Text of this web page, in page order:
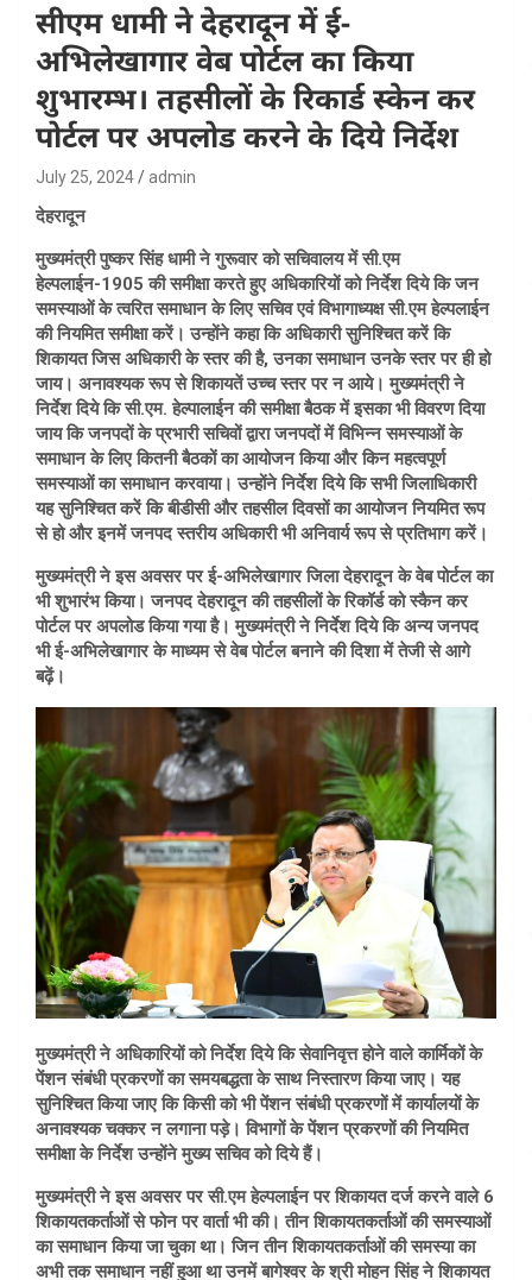
सीएम धामी ने देहरादून में ई-
अभिलेखागार वेब पोर्टल का किया
शुभारम्भ। तहसीलों के रिकार्ड स्केन कर
पोर्टल पर अपलोड करने के दिये निर्देश
July 25, 2024 admin
देहरादून
मुख्यमंत्री पुष्कर सिंह धामी ने गुरूवार को सचिवालय में सी.एम
हेल्पलाईन-1905 की समीक्षा करते हुए अधिकारियों को निर्देश दिये कि जन
समस्याओं के त्वरित समाधान के लिए सचिव एवं विभागाध्यक्ष सी.एम हेल्पलाईन
की नियमित समीक्षा करें। उन्होंने कहा कि अधिकारी सुनिश्चित करें कि
शिकायत जिस अधिकारी के स्तर की है, उनका समाधान उनके स्तर पर ही हो
जाय। अनावश्यक रूप से शिकायतें उच्च स्तर पर न आये। मुख्यमंत्री ने
निर्देश दिये कि सी.एम. हेल्पालाईन की समीक्षा बैठक में इसका भी विवरण दिया
जाय कि जनपदों के प्रभारी सचिवों द्वारा जनपदों में विभिन्न समस्याओं के
समाधान के लिए कितनी बैठकों का आयोजन किया और किन महत्वपूर्ण
समस्याओं का समाधान करवाया। उन्होंने निर्देश दिये कि सभी जिलाधिकारी
यह सुनिश्चित करें कि बीडीसी और तहसील दिवसों का आयोजन नियमित रूप
से हो और इनमें जनपद स्तरीय अधिकारी भी अनिवार्य रूप से प्रतिभाग करें।
मुख्यमंत्री ने इस अवसर पर ई-अभिलेखागार जिला देहरादून के वेब पोर्टल का
भी शुभारंभ किया। जनपद देहरादून की तहसीलों के रिकॉर्ड को स्कैन कर
पोर्टल पर अपलोड किया गया है। मुख्यमंत्री ने निर्देश दिये कि अन्य जनपद
भी ई-अभिलेखागार के माध्यम से वेब पोर्टल बनाने की दिशा में तेजी से आगे
बढ़ें।
मुख्यमंत्री ने अधिकारियों को निर्देश दिये कि सेवानिवृत्त होने वाले कार्मिकों के
पेंशन संबंधी प्रकरणों का समयबद्धता के साथ निस्तारण किया जाए। यह
सुनिश्चित किया जाए कि किसी को भी पेंशन संबंधी प्रकरणों में कार्यालयों के
अनावश्यक चक्कर न लगाना पड़े। विभागों के पेंशन प्रकरणों की नियमित
समीक्षा के निर्देश उन्होंने मुख्य सचिव को दिये हैं।
मुख्यमंत्री ने इस अवसर पर सी.एम हेल्पलाईन पर शिकायत दर्ज करने वाले 6
शिकायतकर्ताओं से फोन पर वार्ता भी की। तीन शिकायतकर्ताओं की समस्याओं
का समाधान किया जा चुका था। जिन तीन शिकायतकर्ताओं की समस्या का
अभी तक समाधान नहीं हुआ था उनमें बागेश्वर के श्री मोहन सिंह ने शिकायत